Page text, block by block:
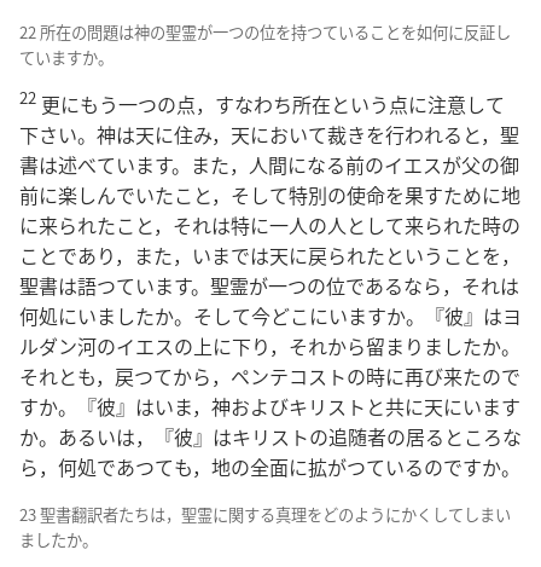
22 所在の問題は神の聖霊が一つの位を持つていることを如何に反証し
ていますか。
22 更にもう一つの点，すなわち所在という点に注意して
下さい。神は天に住み，天において裁きを行われると，聖
書は述べています。また，人間になる前のイエスが父の御
前に楽しんでいたこと，そして特別の使命を果すために地
に来られたこと，それは特に一人の人として来られた時の
ことであり，また，いまでは天に戻られたということを，
聖書は語つています。聖霊が一つの位であるなら，それは
何処にいましたか。そして今どこにいますか。『彼』はヨ
ルダン河のイエスの上に下り，それから留まりましたか。
それとも，戻つてから，ペンテコストの時に再び来たので
すか。『彼』はいま，神およびキリストと共に天にいます
か。あるいは，『彼』はキリストの追随者の居るところな
ら，何処であつても，地の全面に拡がつているのですか。
23 聖書翻訳者たちは，聖霊に関する真理をどのようにかくしてしまい
ましたか。